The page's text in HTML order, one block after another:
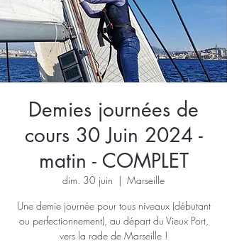
Demies journées de
cours 30 Juin 2024 -
matin - COMPLET
dim. 30 juin
  |
Marseille
Une demie journée pour tous niveaux (débutant
ou perfectionnement), au départ du Vieux Port,
vers la rade de Marseille !